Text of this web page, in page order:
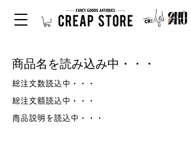
商品名を読み込み中・・・
総注文数読込中・・・
総注文額読込中・・・
商品説明を読込中・・・